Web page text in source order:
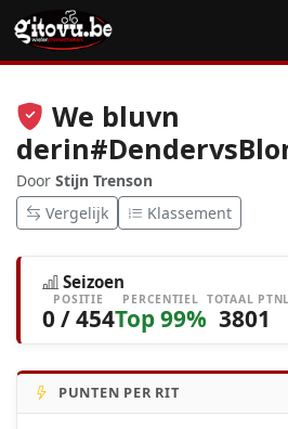
We bluvn
Door Stijn Trenson
Vergelijk
Klassement
Seizoen
POSITIE
0 / 454
PERCENTIEL
Top 99%
TOTAAL PTN
3801
PUNTEN PER RIT